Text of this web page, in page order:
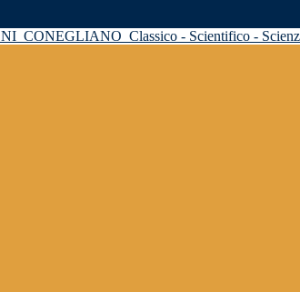
CONEGLIANO Classico - Scientifico -